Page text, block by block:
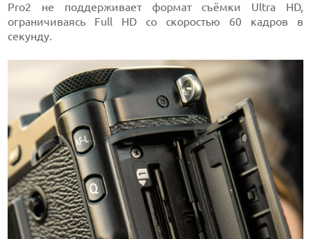
Pro2 не поддерживает формат съёмки Ultra HD,
ограничиваясь Full HD со скоростью 60 кадров в
секунду.